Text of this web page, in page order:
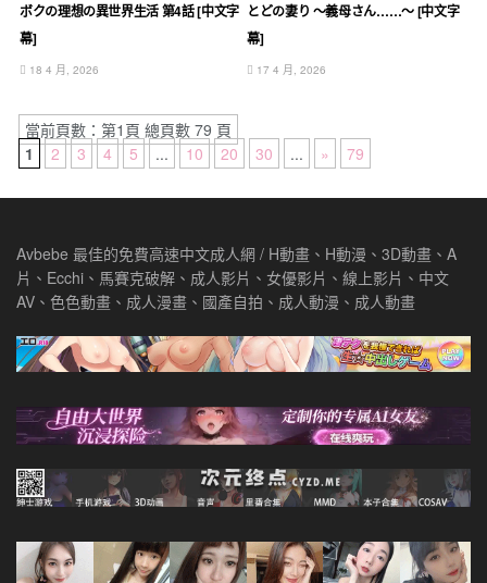
ボクの理想の異世界生活 第4話 [中文字
幕]
18 4 月, 2026
とどの妻り ～義母さん……～ [中文字
幕]
17 4 月, 2026
當前頁數：第1頁 總頁數 79 頁
1
2 3 4 5 ... 10 20 30 ... » 79
Avbebe 最佳的免費高速中文成人網 / H動畫、H動漫、3D動畫、A
片、Ecchi、馬賽克破解、成人影片、女優影片、線上影片、中文
AV、色色動畫、成人漫畫、國產自拍、成人動漫、成人動畫